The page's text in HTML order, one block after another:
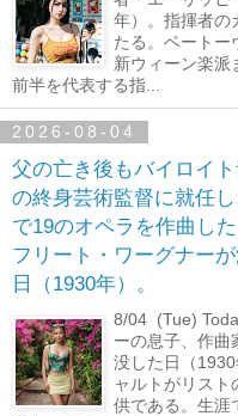
年）。指揮者の
たる。ベートー
新ウィーン楽派
前半を代表する指...
2026-08-04
父の亡き後もバイロイ
の終身芸術監督に就任
で19のオペラを作曲し
フリート・ワーグナー
日（1930年）。
8/04 (Tue)
ーの息子、作曲
没した日（
ャルトがリスト
供である。生涯